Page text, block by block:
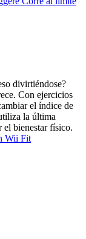
divirtiéndose?
Con ejercicios
el índice de
la última
el bienestar físico.
Wii Fit